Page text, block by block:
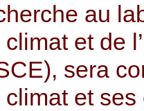
au
climat et de
sera
climat et